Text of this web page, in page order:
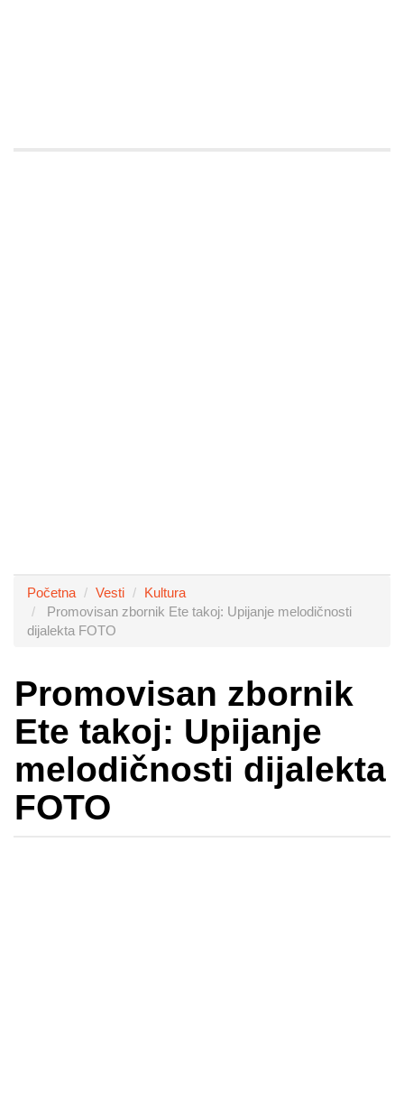
Početna Vesti
Kultura
Promovisan zbornik Ete takoj: Upijanje melodičnosti
dijalekta FOTO
Promovisan zbornik
Ete takoj: Upijanje
melodičnosti dijalekta
FOTO